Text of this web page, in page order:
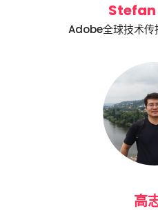
Adobe全球技术
高